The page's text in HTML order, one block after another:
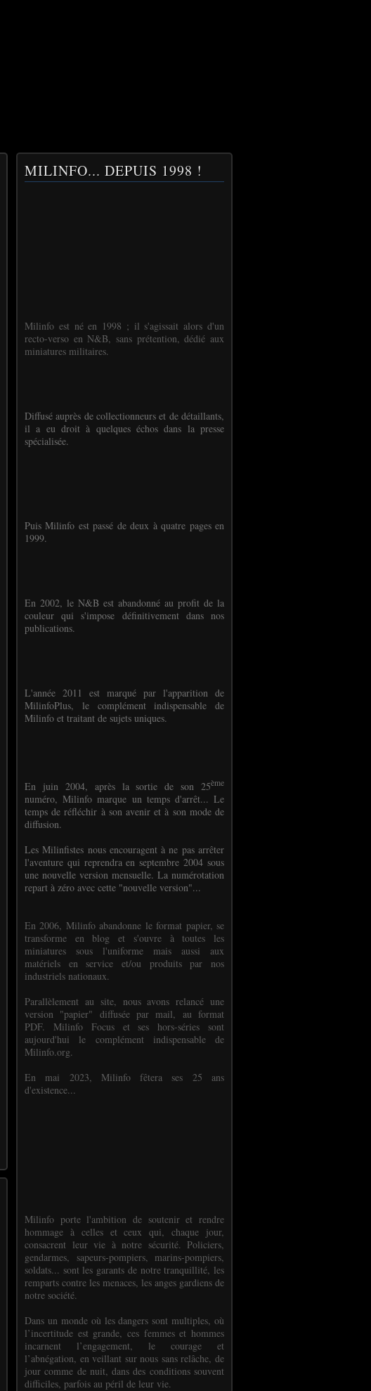
MILINFO... DEPUIS 1998 !
Milinfo est né en 1998 ; il s'agissait alors d'un
recto-verso en N&B, sans prétention, dédié aux
miniatures militaires.
Diffusé auprès de collectionneurs et de détaillants,
il a eu droit à quelques échos dans la presse
spécialisée.
Puis Milinfo est passé de deux à quatre pages en
1999.
En 2002, le N&B est abandonné au profit de la
couleur qui s'impose définitivement dans nos
publications.
L'année 2011 est marqué par l'apparition de
MilinfoPlus, le complément indispensable de
Milinfo et traitant de sujets uniques.
En juin 2004, après la sortie de son 25ème
numéro, Milinfo marque un temps d'arrêt... Le
temps de réfléchir à son avenir et à son mode de
diffusion.
Les Milinfistes nous encouragent à ne pas arrêter
l'aventure qui reprendra en septembre 2004 sous
une nouvelle version mensuelle. La numérotation
repart à zéro avec cette "nouvelle version"...
En 2006, Milinfo abandonne le format papier, se
transforme en blog et s'ouvre à toutes les
miniatures sous l'uniforme mais aussi aux
matériels en service et/ou produits par nos
industriels nationaux.
Parallèlement au site, nous avons relancé une
version "papier" diffusée par mail, au format
PDF. Milinfo Focus et ses hors-séries sont
aujourd'hui le complément indispensable de
Milinfo.org.
En mai 2023, Milinfo fêtera ses 25 ans
d'existence...
Milinfo porte l'ambition de soutenir et rendre
hommage à celles et ceux qui, chaque jour,
consacrent leur vie à notre sécurité. Policiers,
gendarmes, sapeurs-pompiers, marins-pompiers,
soldats... sont les garants de notre tranquillité, les
remparts contre les menaces, les anges gardiens de
notre société.
Dans un monde où les dangers sont multiples, où
l’incertitude est grande, ces femmes et hommes
incarnent l’engagement, le courage et
l’abnégation, en veillant sur nous sans relâche, de
jour comme de nuit, dans des conditions souvent
difficiles, parfois au péril de leur vie.